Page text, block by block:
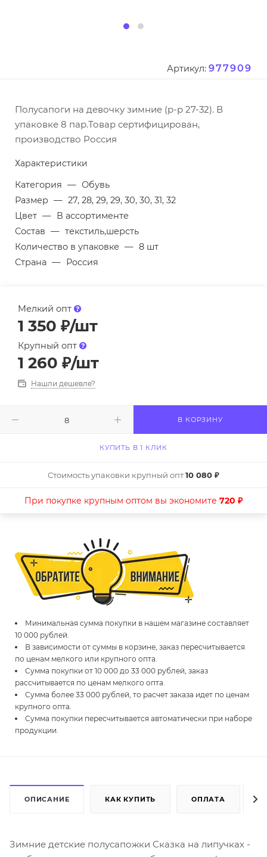
Артикул: 977909
Полусапоги на девочку зимние (р-р 27-32). В
упаковке 8 пар.Товар сертифицирован,
производство Россия
Характеристики
Категория — Обувь
Размер — 27, 28, 29, 29, 30, 30, 31, 32
Цвет — В ассортименте
Состав — текстиль,шерсть
Количество в упаковке — 8 шт
Страна — Россия
Мелкий опт
1 350 ₽/шт
Крупный опт
1 260 ₽/шт
Нашли дешевле?
В КОРЗИНУ
КУПИТЬ В 1 КЛИК
Стоимость упаковки крупный опт10 080 ₽
При покупке крупным оптом вы экономите 720 ₽
Минимальная сумма покупки в нашем магазине составляет
10 000 рублей.
В зависимости от суммы в корзине, заказ пересчитывается
по ценам мелкого или крупного опта.
Сумма покупки от 10 000 до 33 000 рублей, заказ
рассчитывается по ценам мелкого опта.
Сумма более 33 000 рублей, то расчет заказа идет по ценам
крупного опта.
Сумма покупки пересчитывается автоматически при наборе
продукции.
ОПИСАНИЕ КАК КУПИТЬ ОПЛАТА
Зимние детские полусапожки Сказка на липучках -